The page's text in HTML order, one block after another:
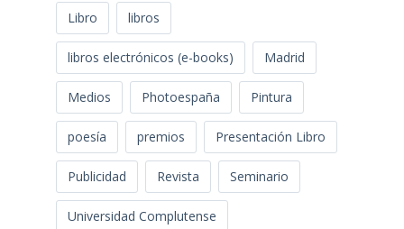
Libro libros
libros electrónicos (e-books) Madrid
Medios Photoespaña Pintura
poesía premios Presentación Libro
Publicidad Revista Seminario
Universidad Complutense